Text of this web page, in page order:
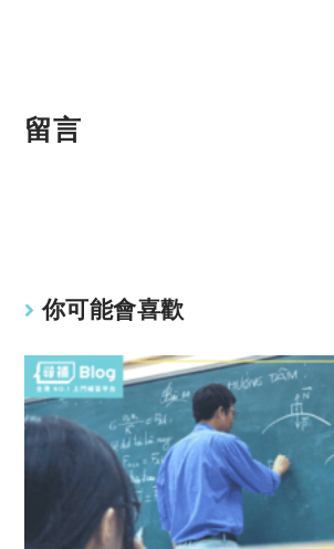
留言
你可能會喜歡